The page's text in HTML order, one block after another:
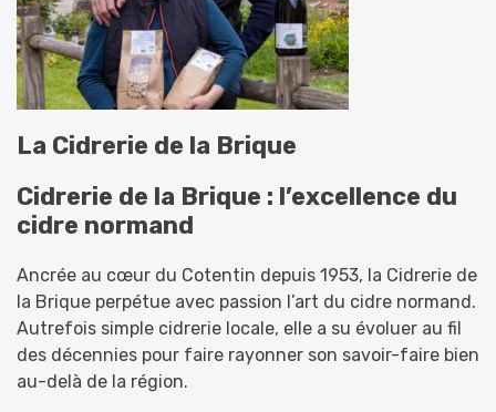
La Cidrerie de la Brique
Cidrerie de la Brique : l’excellence du
cidre normand
Ancrée au cœur du Cotentin depuis 1953, la Cidrerie de
la Brique perpétue avec passion l’art du cidre normand.
Autrefois simple cidrerie locale, elle a su évoluer au fil
des décennies pour faire rayonner son savoir-faire bien
au-delà de la région.